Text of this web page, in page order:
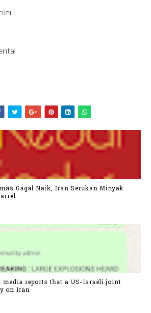
Gagal Naik, Iran Serukan Minyak
media reports that a US-Israeli joint
on Iran